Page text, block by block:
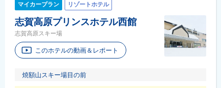
マイカープラン リゾートホテル
志賀高原プリンスホテル西館
志賀高原スキー場
このホテルの動画＆レポート
焼額山スキー場目の前